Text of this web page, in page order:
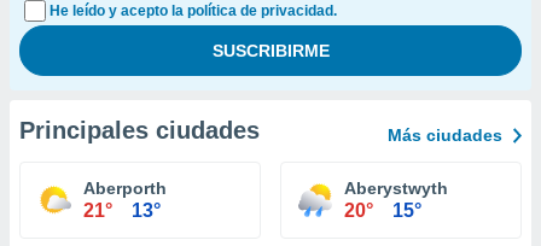
He leído y acepto la política de privacidad.
Principales ciudades Más ciudades
Aberporth
21° 13°
Aberystwyth
20° 15°